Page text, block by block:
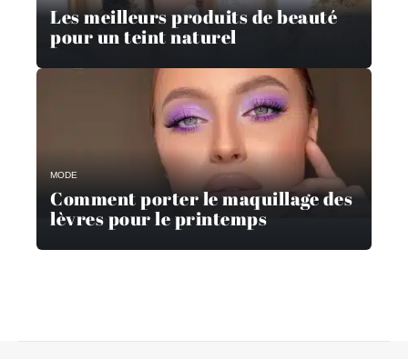
Les meilleurs produits de beauté
pour un teint naturel
MODE
Comment porter le maquillage des
lèvres pour le printemps